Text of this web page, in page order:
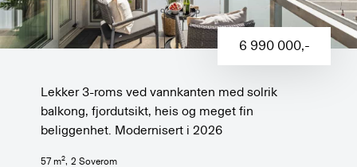
6 990 000,-
Lekker 3-roms ved vannkanten med solrik
balkong, fjordutsikt, heis og meget fin
beliggenhet. Modernisert i 2026
57 m2, 2 Soverom